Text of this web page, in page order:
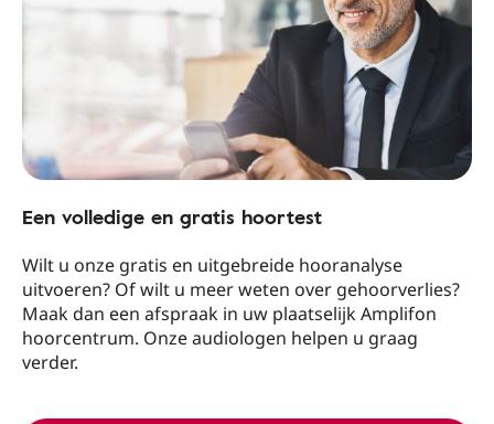
Een volledige en gratis hoortest
Wilt u onze gratis en uitgebreide hooranalyse
uitvoeren? Of wilt u meer weten over gehoorverlies?
Maak dan een afspraak in uw plaatselijk Amplifon
hoorcentrum. Onze audiologen helpen u graag
verder.